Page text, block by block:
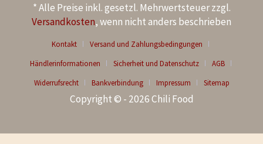
* Alle Preise inkl. gesetzl. Mehrwertsteuer zzgl.
Versandkosten, wenn nicht anders beschrieben
Kontakt
Versand und Zahlungsbedingungen
Händlerinformationen
Sicherheit und Datenschutz
AGB
Widerrufsrecht
Bankverbindung Impressum Sitemap
Copyright © - 2026 Chili Food